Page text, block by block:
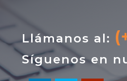
Llámanos al:
Síguenos en